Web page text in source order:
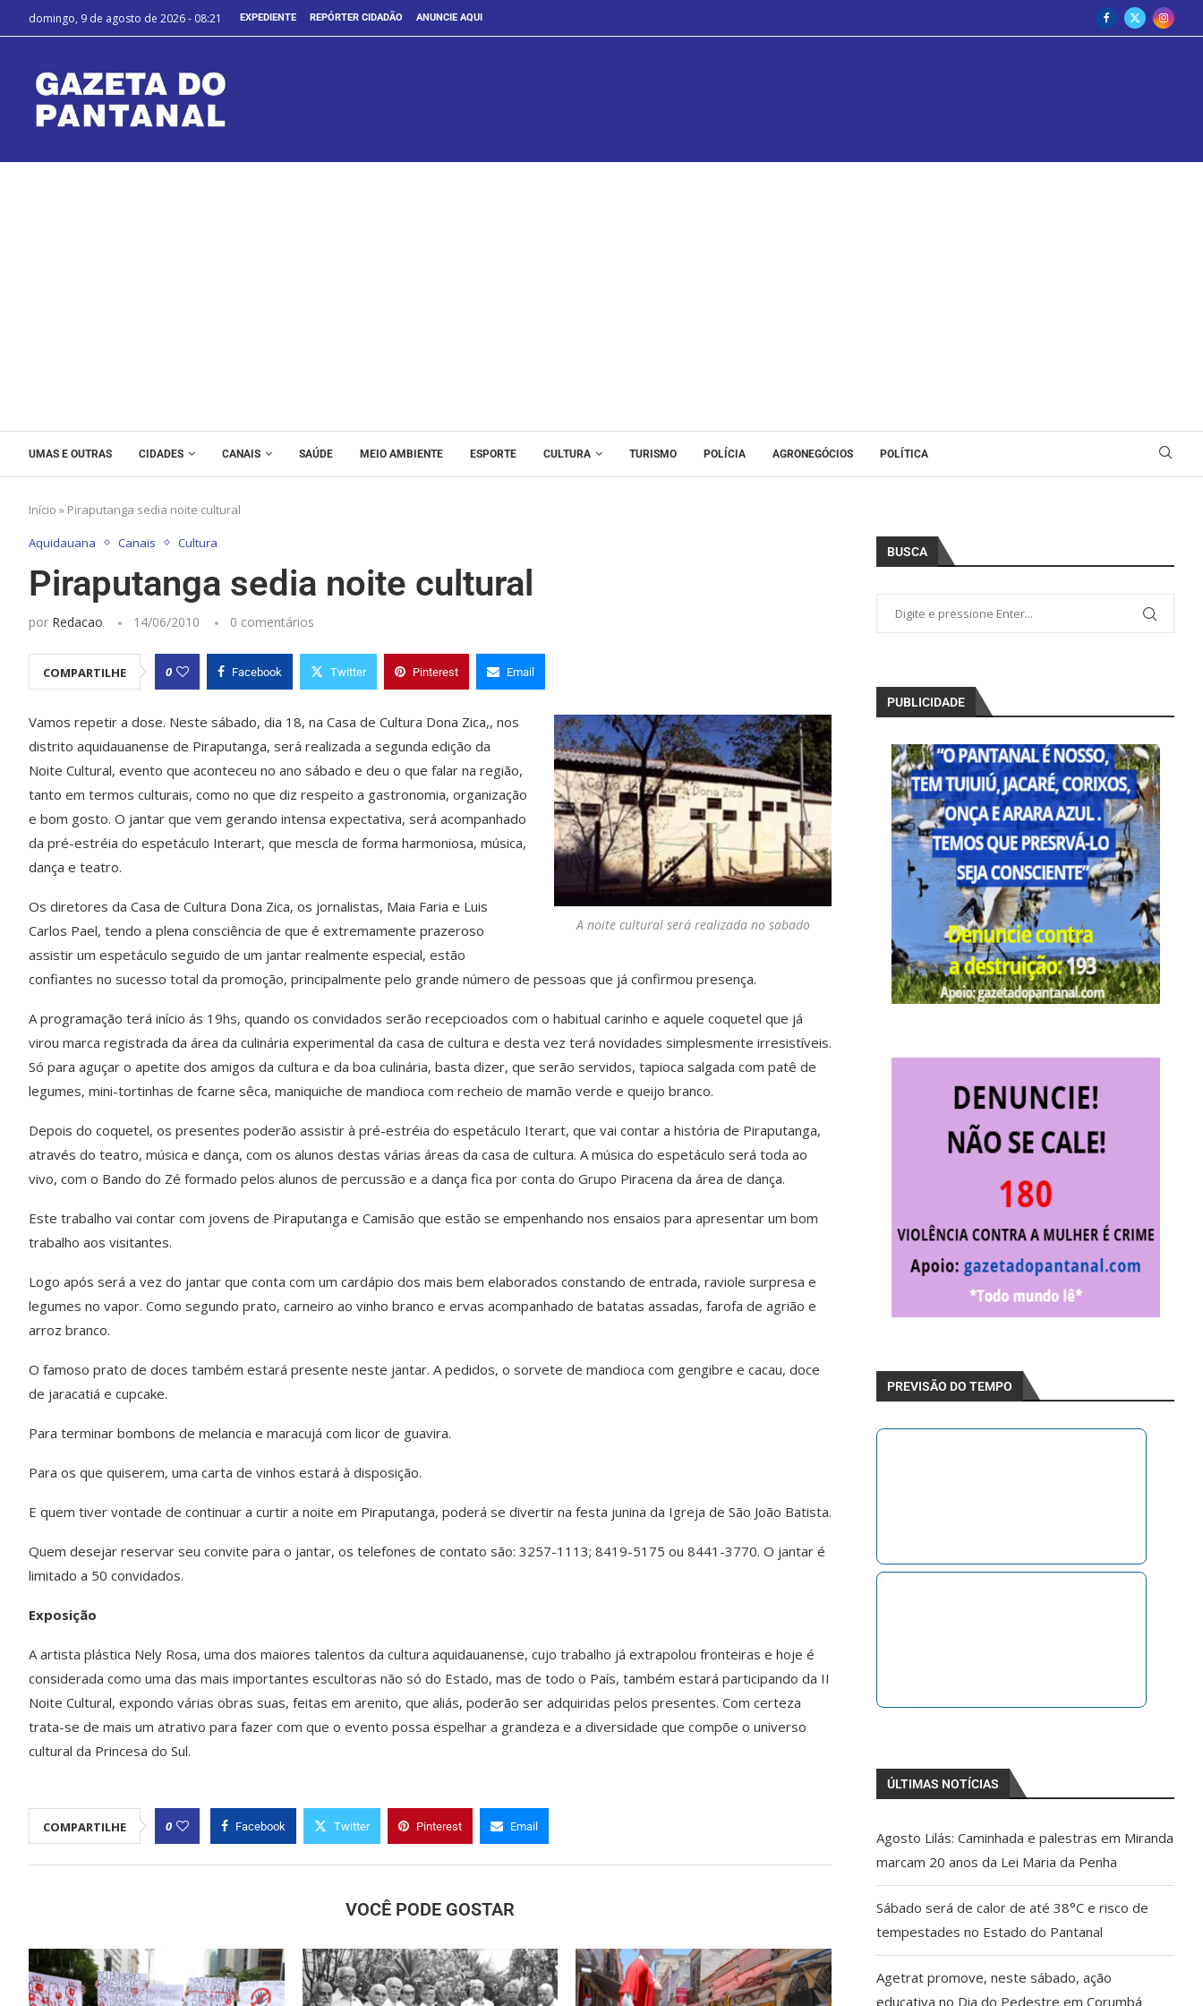
domingo, 9 de agosto de 2026 - 08:21 EXPEDIENTE REPÓRTER CIDADÃO ANUNCIE AQUI
UMAS E OUTRAS CIDADES CANAIS SAÚDE MEIO AMBIENTE ESPORTE CULTURA TURISMO POLÍCIA AGRONEGÓCIOS POLÍTICA
Início » Piraputanga sedia noite cultural
Aquidauana Canais Cultura
Piraputanga sedia noite cultural
por Redacao 14/06/2010 0 comentários
COMPARTILHE 0 Facebook Twitter Pinterest Email
A noite cultural será realizada no sabado
Vamos repetir a dose. Neste sábado, dia 18, na Casa de Cultura Dona Zica,, nos
distrito aquidauanense de Piraputanga, será realizada a segunda edição da
Noite Cultural, evento que aconteceu no ano sábado e deu o que falar na região,
tanto em termos culturais, como no que diz respeito a gastronomia, organização
e bom gosto. O jantar que vem gerando intensa expectativa, será acompanhado
da pré-estréia do espetáculo Interart, que mescla de forma harmoniosa, música,
dança e teatro.
Os diretores da Casa de Cultura Dona Zica, os jornalistas, Maia Faria e Luis
Carlos Pael, tendo a plena consciência de que é extremamente prazeroso
assistir um espetáculo seguido de um jantar realmente especial, estão
confiantes no sucesso total da promoção, principalmente pelo grande número de pessoas que já confirmou presença.
A programação terá início ás 19hs, quando os convidados serão recepcioados com o habitual carinho e aquele coquetel que já
virou marca registrada da área da culinária experimental da casa de cultura e desta vez terá novidades simplesmente irresistíveis.
Só para aguçar o apetite dos amigos da cultura e da boa culinária, basta dizer, que serão servidos, tapioca salgada com patê de
legumes, mini-tortinhas de fcarne sêca, maniquiche de mandioca com recheio de mamão verde e queijo branco.
Depois do coquetel, os presentes poderão assistir à pré-estréia do espetáculo Iterart, que vai contar a história de Piraputanga,
através do teatro, música e dança, com os alunos destas várias áreas da casa de cultura. A música do espetáculo será toda ao
vivo, com o Bando do Zé formado pelos alunos de percussão e a dança fica por conta do Grupo Piracena da área de dança.
Este trabalho vai contar com jovens de Piraputanga e Camisão que estão se empenhando nos ensaios para apresentar um bom
trabalho aos visitantes.
Logo após será a vez do jantar que conta com um cardápio dos mais bem elaborados constando de entrada, raviole surpresa e
legumes no vapor. Como segundo prato, carneiro ao vinho branco e ervas acompanhado de batatas assadas, farofa de agrião e
arroz branco.
O famoso prato de doces também estará presente neste jantar. A pedidos, o sorvete de mandioca com gengibre e cacau, doce
de jaracatiá e cupcake.
Para terminar bombons de melancia e maracujá com licor de guavira.
Para os que quiserem, uma carta de vinhos estará à disposição.
E quem tiver vontade de continuar a curtir a noite em Piraputanga, poderá se divertir na festa junina da Igreja de São João Batista.
Quem desejar reservar seu convite para o jantar, os telefones de contato são: 3257-1113; 8419-5175 ou 8441-3770. O jantar é
limitado a 50 convidados.
Exposição
A artista plástica Nely Rosa, uma dos maiores talentos da cultura aquidauanense, cujo trabalho já extrapolou fronteiras e hoje é
considerada como uma das mais importantes escultoras não só do Estado, mas de todo o País, também estará participando da II
Noite Cultural, expondo várias obras suas, feitas em arenito, que aliás, poderão ser adquiridas pelos presentes. Com certeza
trata-se de mais um atrativo para fazer com que o evento possa espelhar a grandeza e a diversidade que compõe o universo
cultural da Princesa do Sul.
COMPARTILHE 0 Facebook Twitter Pinterest Email
VOCÊ PODE GOSTAR
BUSCA
PUBLICIDADE
PREVISÃO DO TEMPO
ÚLTIMAS NOTÍCIAS
Agosto Lilás: Caminhada e palestras em Miranda
marcam 20 anos da Lei Maria da Penha
Sábado será de calor de até 38°C e risco de
tempestades no Estado do Pantanal
Agetrat promove, neste sábado, ação
educativa no Dia do Pedestre em Corumbá